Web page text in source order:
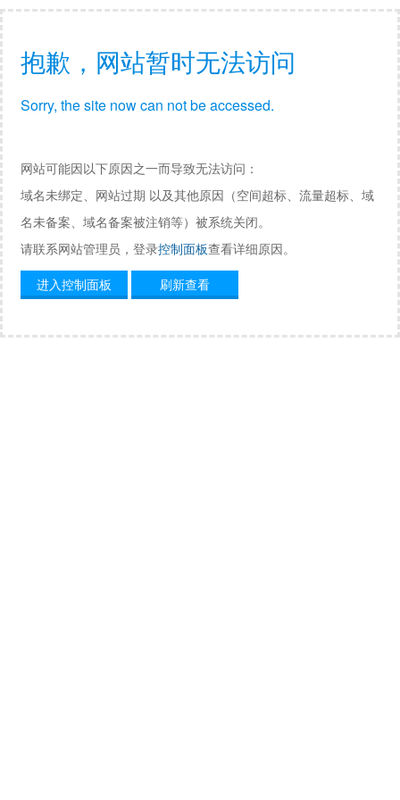
抱歉，网站暂时无法访问
Sorry, the site now can not be accessed.
网站可能因以下原因之一而导致无法访问：
域名未绑定、网站过期 以及其他原因（空间超标、流量超标、域
名未备案、域名备案被注销等）被系统关闭。
请联系网站管理员，登录控制面板查看详细原因。
进入控制面板
刷新查看